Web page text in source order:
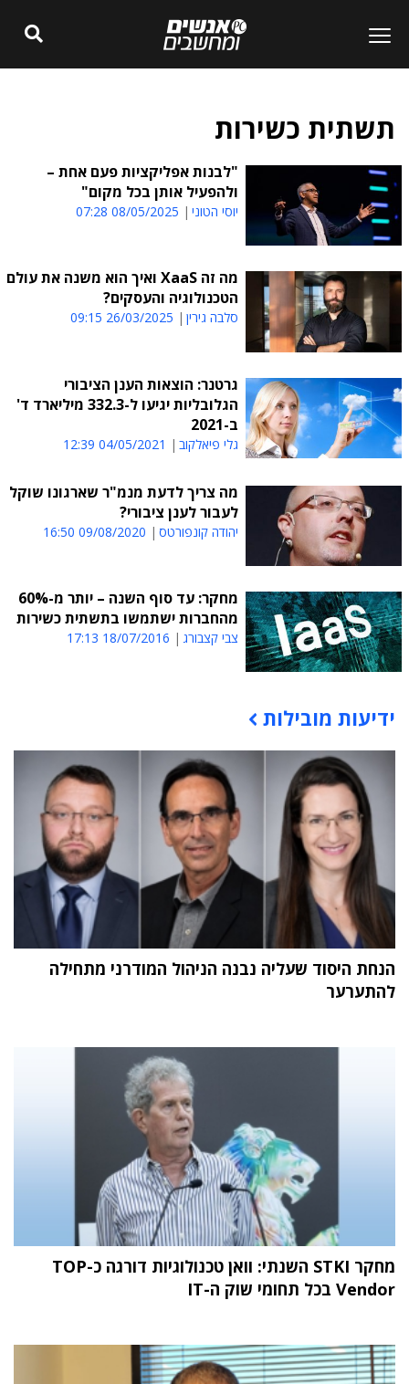
תשתית כשירות
"לבנות אפליקציות פעם אחת –
ולהפעיל אותן בכל מקום"
יוסי הטוני 08/05/2025 07:28
מה זה XaaS ואיך הוא משנה את עולם
הטכנולוגיה והעסקים?
סלבה גירין 26/03/2025 09:15
גרטנר: הוצאות הענן הציבורי
הגלובליות יגיעו ל-332.3 מיליארד ד'
ב-2021
גלי פיאלקוב 04/05/2021 12:39
מה צריך לדעת מנמ"ר שארגונו שוקל
לעבור לענן ציבורי?
יהודה קונפורטס 09/08/2020 16:50
מחקר: עד סוף השנה – יותר מ-60%
מהחברות ישתמשו בתשתית כשירות
צבי קצבורג 18/07/2016 17:13
תוכן פרסומי
ידיעות מובילות
הנחת היסוד שעליה נבנה הניהול המודרני מתחילה
להתערער
מחקר STKI השנתי: וואן טכנולוגיות דורגה כ-TOP
Vendor בכל תחומי שוק ה-IT